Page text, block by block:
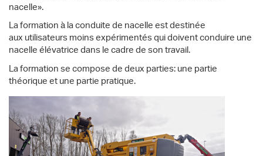
nacelle».
La formation à la conduite de nacelle est destinée
aux utilisateurs moins expérimentés qui doivent conduire une
nacelle élévatrice dans le cadre de son travail.
La formation se compose de deux parties: une partie
théorique et une partie pratique.